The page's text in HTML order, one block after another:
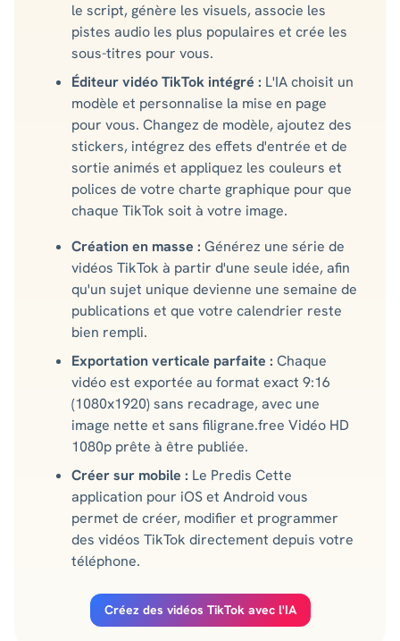
le script, génère les visuels, associe les
pistes audio les plus populaires et crée les
sous-titres pour vous.
Éditeur vidéo TikTok intégré : L'IA choisit un
modèle et personnalise la mise en page
pour vous. Changez de modèle, ajoutez des
stickers, intégrez des effets d'entrée et de
sortie animés et appliquez les couleurs et
polices de votre charte graphique pour que
chaque TikTok soit à votre image.
Création en masse : Générez une série de
vidéos TikTok à partir d'une seule idée, afin
qu'un sujet unique devienne une semaine de
publications et que votre calendrier reste
bien rempli.
Exportation verticale parfaite : Chaque
vidéo est exportée au format exact 9:16
(1080x1920) sans recadrage, avec une
image nette et sans filigrane.free Vidéo HD
1080p prête à être publiée.
Créer sur mobile : Le Predis Cette
application pour iOS et Android vous
permet de créer, modifier et programmer
des vidéos TikTok directement depuis votre
téléphone.
Créez des vidéos TikTok avec l'IA